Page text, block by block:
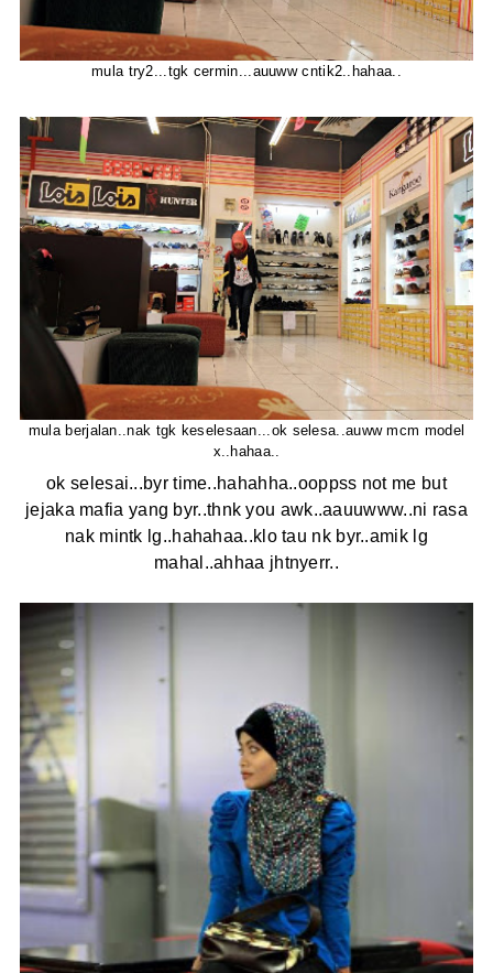
mula try2...tgk cermin...auuww cntik2..hahaa..
mula berjalan..nak tgk keselesaan...ok selesa..auww mcm model
x..hahaa..
ok selesai...byr time..hahahha..ooppss not me but
jejaka mafia yang byr..thnk you awk..aauuwww..ni rasa
nak mintk lg..hahahaa..klo tau nk byr..amik lg
mahal..ahhaa jhtnyerr..